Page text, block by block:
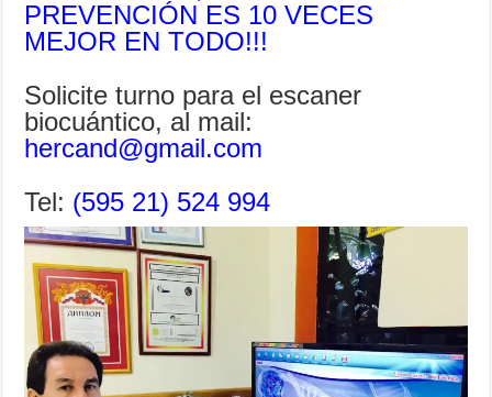
PREVENCIÓN ES 10 VECES
MEJOR EN TODO!!!
Solicite turno para el escaner
biocuántico, al mail:
hercand@gmail.com
Tel: (595 21) 524 994